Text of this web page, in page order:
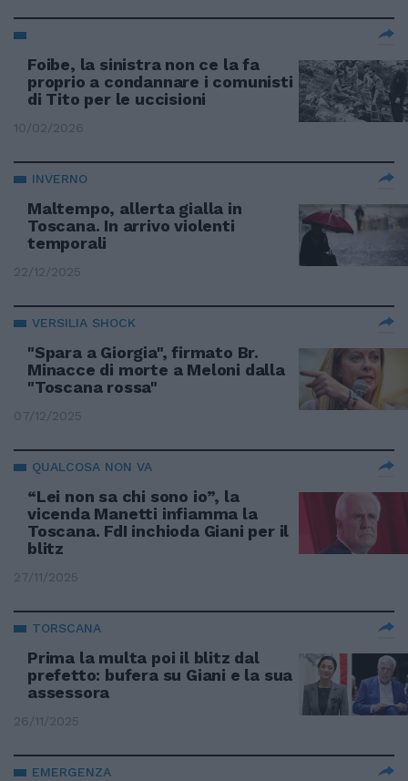
Foibe, la sinistra non ce la fa
proprio a condannare i comunisti
di Tito per le uccisioni
10/02/2026
INVERNO
Maltempo, allerta gialla in
Toscana. In arrivo violenti
temporali
22/12/2025
VERSILIA SHOCK
"Spara a Giorgia", firmato Br.
Minacce di morte a Meloni dalla
"Toscana rossa"
07/12/2025
QUALCOSA NON VA
“Lei non sa chi sono io”, la
vicenda Manetti infiamma la
Toscana. FdI inchioda Giani per il
blitz
27/11/2025
TORSCANA
Prima la multa poi il blitz dal
prefetto: bufera su Giani e la sua
assessora
26/11/2025
EMERGENZA